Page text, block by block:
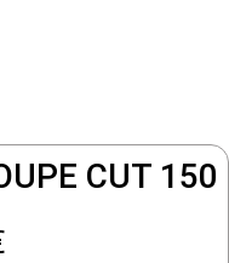
CUT 150